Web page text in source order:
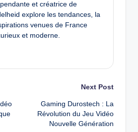
et créatrice de
explore les tendances, la
venues de France
et moderne.
Next Post
Gaming Durostech : La
Révolution du Jeu Vidéo
Nouvelle Génération